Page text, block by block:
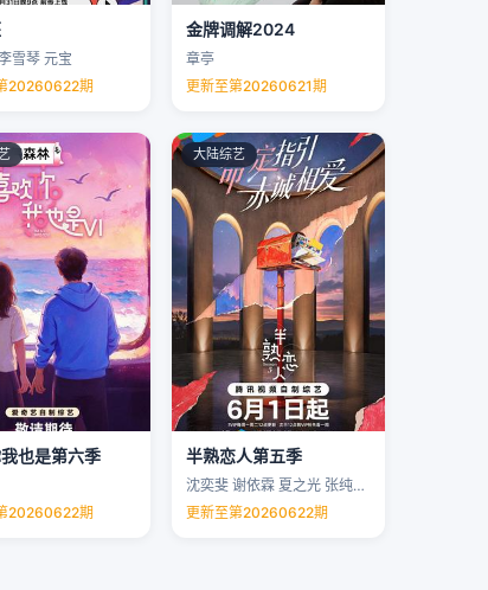
雪琴 元宝
20260622期
金牌调解2024
章亭
更新至第20260621期
也是第六季
20260622期
大陆综艺
半熟恋人第五季
沈奕斐 谢依霖 夏之光 张纯烨 …
更新至第20260622期